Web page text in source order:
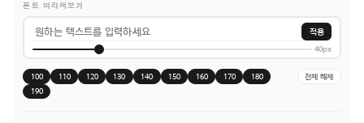
폰트 미리써보기
적용
40px
100 110 120 130 140 150 160 170
180
190
전체 해제